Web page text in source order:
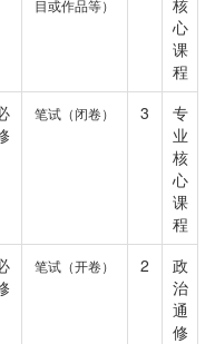
目或作品等）
核
心
课
程
笔试（闭卷） 3
专
业
核
心
课
程
笔试（开卷） 2
政
治
通
修